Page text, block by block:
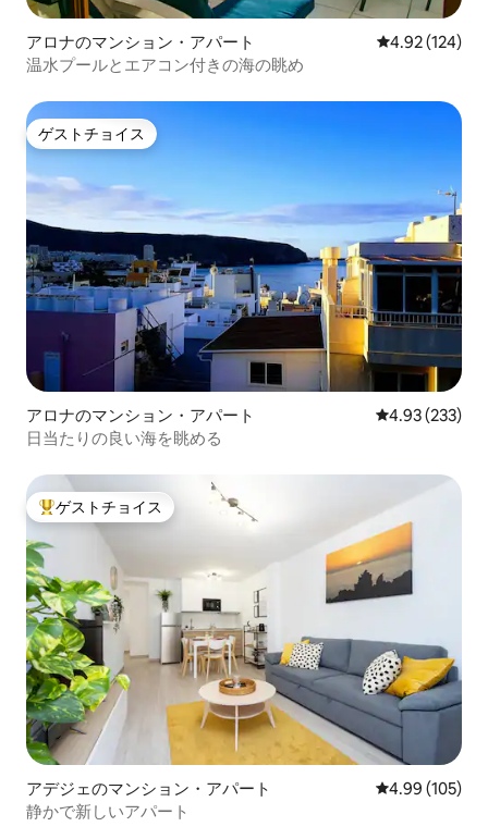
アロナのマンション・アパート レビュー124
4.92 (124)
温水プールとエアコン付きの海の眺め
ゲストチョイス
ゲストチョイス
アロナのマンション・アパート レビュー233
4.93 (233)
日当たりの良い海を眺める
大好評のゲストチョイスです。
ゲストチョイス
アデジェのマンション・アパート レビュー105
4.99 (105)
静かで新しいアパート